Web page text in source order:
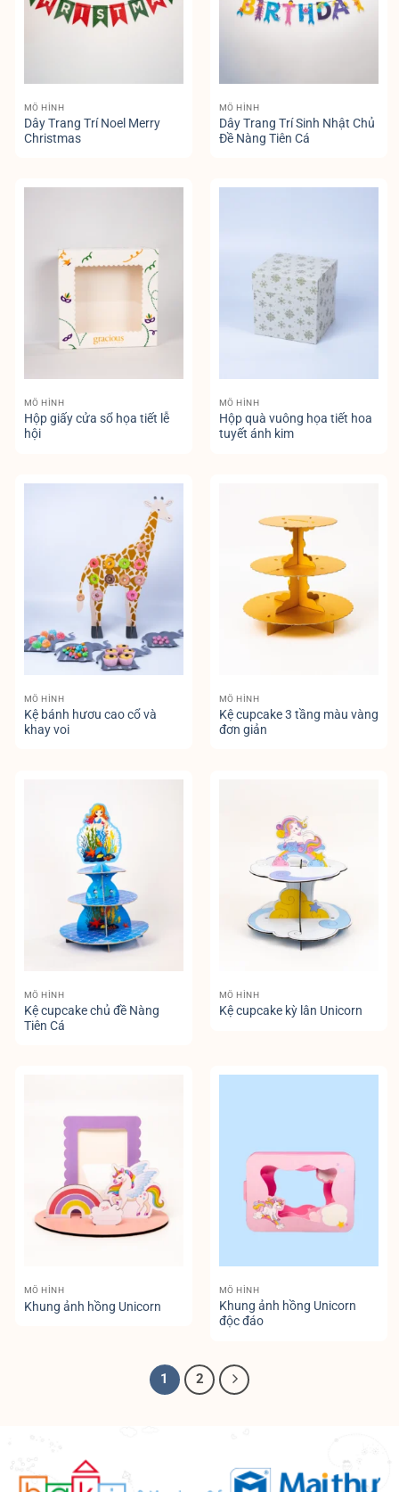
MÔ HÌNH
Dây Trang Trí Noel Merry
Christmas
MÔ HÌNH
Dây Trang Trí Sinh Nhật Chủ
Đề Nàng Tiên Cá
MÔ HÌNH
Hộp giấy cửa sổ họa tiết lễ
hội
MÔ HÌNH
Hộp quà vuông họa tiết hoa
tuyết ánh kim
MÔ HÌNH
Kệ bánh hươu cao cổ và
khay voi
MÔ HÌNH
Kệ cupcake 3 tầng màu vàng
đơn giản
MÔ HÌNH
Kệ cupcake chủ đề Nàng
Tiên Cá
MÔ HÌNH
Kệ cupcake kỳ lân Unicorn
MÔ HÌNH
Khung ảnh hồng Unicorn
MÔ HÌNH
Khung ảnh hồng Unicorn
độc đáo
1 2